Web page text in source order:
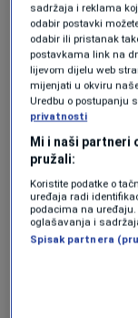
Na bedžu se
Svjetskog
WORLD CUP",
jedan od
fudbalera.
sadržaja i reklama
odabir postavki
odabir ili pristanak
postavkama link na
lijevom dijelu web
mijenjati u okviru
Uredbu o postupanju
privatnosti
Mi i naši partneri
pružali:
Koristite podatke o
uređaja radi
podacima na
oglašavanja i
Spisak partnera